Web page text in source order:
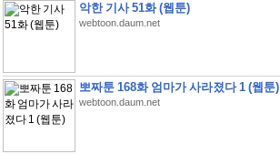
악한 기사 51화 (웹툰)
webtoon.daum.net
뽀짜툰 168화 엄마가 사라졌다 1 (웹툰)
webtoon.daum.net